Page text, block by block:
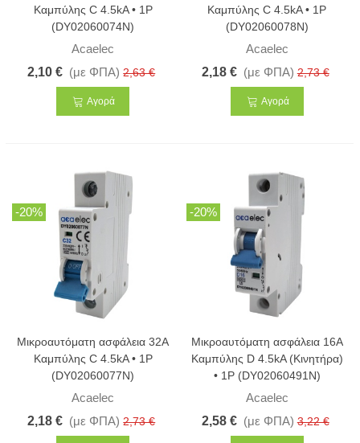
Καμπύλης C 4.5kA • 1Ρ
(DY02060074N)
Acaelec
2,10 € (με ΦΠΑ) 2,63 €
Αγορά
Καμπύλης C 4.5kA • 1Ρ
(DY02060078N)
Acaelec
2,18 € (με ΦΠΑ) 2,73 €
Αγορά
-20%
Μικροαυτόματη ασφάλεια 32A
Καμπύλης C 4.5kA • 1Ρ
(DY02060077N)
Acaelec
2,18 € (με ΦΠΑ) 2,73 €
-20%
Μικροαυτόματη ασφάλεια 16A
Καμπύλης D 4.5kA (Κινητήρα)
• 1Ρ (DY02060491N)
Acaelec
2,58 € (με ΦΠΑ) 3,22 €